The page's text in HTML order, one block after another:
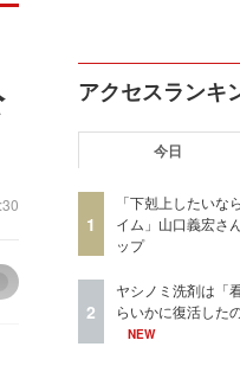
アクセスランキ
今日
1
「下剋上したいな
イム」山口義宏さ
ップ
2
ヤシノミ洗剤は「
らいかに復活した
NEW